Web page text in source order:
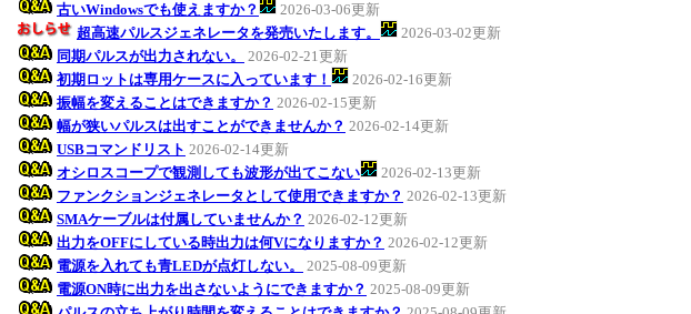
古いWindowsでも使えますか？
2026-03-06更新
超高速パルスジェネレータを発売いたします。
2026-03-02更新
同期パルスが出力されない。
2026-02-21更新
初期ロットは専用ケースに入っています！
2026-02-16更新
振幅を変えることはできますか？ 2026-02-15更新
幅が狭いパルスは出すことができませんか？ 2026-02-14更新
USBコマンドリスト 2026-02-14更新
オシロスコープで観測しても波形が出てこない
2026-02-13更新
ファンクションジェネレータとして使用できますか？ 2026-02-13更新
SMAケーブルは付属していませんか？ 2026-02-12更新
出力をOFFにしている時出力は何Vになりますか？ 2026-02-12更新
電源を入れても青LEDが点灯しない。
2025-08-09更新
電源ON時に出力を出さないようにできますか？ 2025-08-09更新